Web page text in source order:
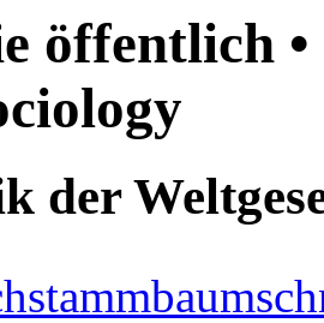
öffentlich
der